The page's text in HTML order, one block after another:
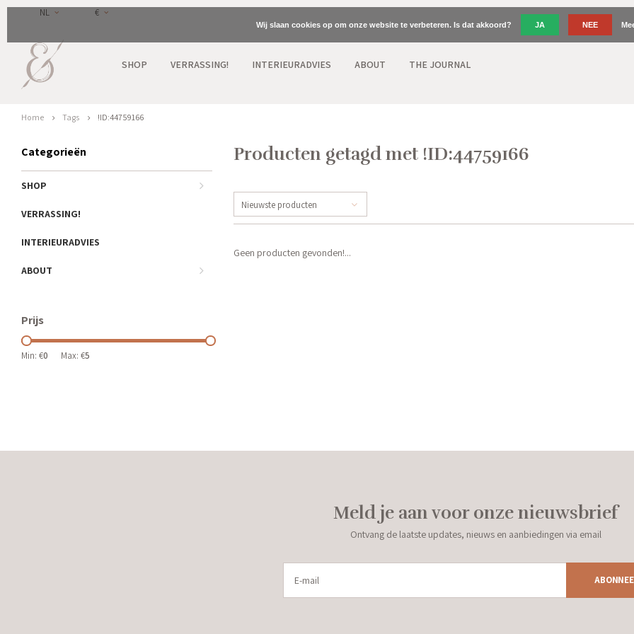
NL €
SHOP VERRASSING! INTERIEURADVIES ABOUT THE JOURNAL
Home Tags !ID:44759166
Categorieën
SHOP
VERRASSING!
INTERIEURADVIES
ABOUT
Prijs
Min: €0 Max: €5
Producten getagd met !ID:44759166
Nieuwste producten
Geen producten gevonden!...
Meld je aan voor onze nieuwsbrief
Ontvang de laatste updates, nieuws en aanbiedingen via email
Wij slaan cookies op om onze website te verbeteren. Is dat akkoord? JA NEE